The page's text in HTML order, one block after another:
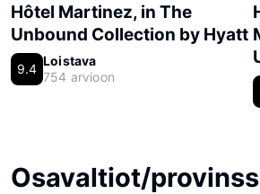
Hôtel Martinez, in The
Unbound Collection by Hyatt
9.4
Loistava
754 arvioon
Osavaltiot/